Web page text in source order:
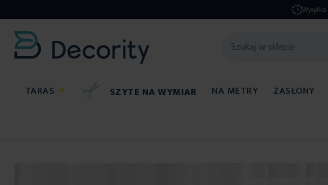
Wysyłka
TARAS ☀ SZYTE NA WYMIAR NA METRY ZASŁONY